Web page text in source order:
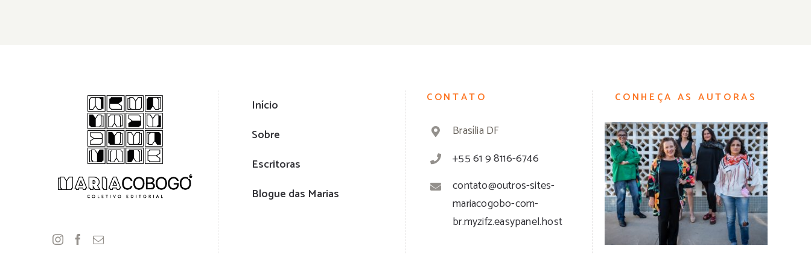
Início
Sobre
Escritoras
Blogue das Marias
CONTATO
Brasília DF
+55 61 9 8116-6746
contato@outros-sites-
mariacogobo-com-
br.myzifz.easypanel.host
CONHEÇA AS AUTORAS